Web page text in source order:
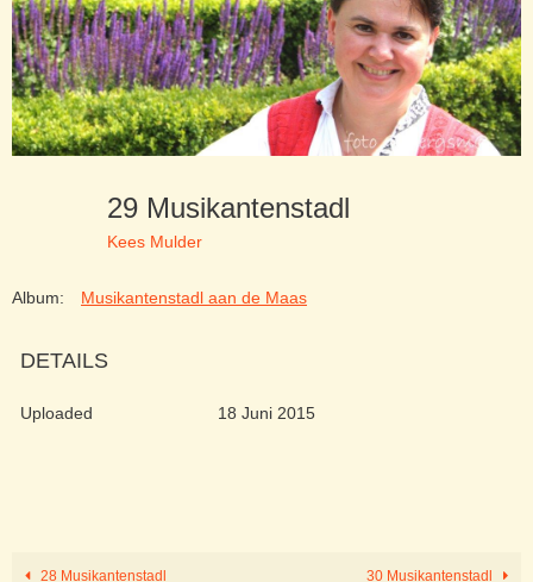
29 Musikantenstadl
Kees Mulder
Album: Musikantenstadl aan de Maas
DETAILS
Uploaded 18 Juni 2015
28 Musikantenstadl 30 Musikantenstadl